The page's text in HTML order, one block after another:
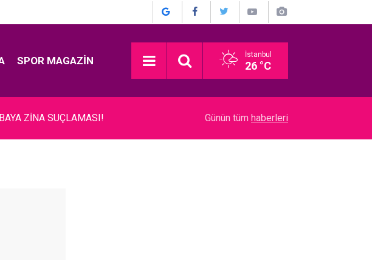
SPOR MAGAZIN İstanbul
26 °C
Devrim Özkan... ACI GÜNÜ! HABERİ BASIN
Günün tüm haberleri